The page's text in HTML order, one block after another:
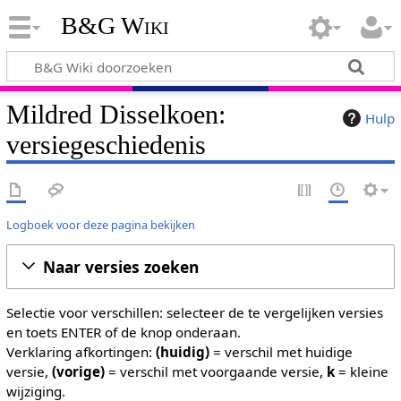
B&G Wiki
Hulp
Mildred Disselkoen:
versiegeschiedenis
Logboek voor deze pagina bekijken
Naar versies zoeken
Selectie voor verschillen: selecteer de te vergelijken versies
en toets ENTER of de knop onderaan.
Verklaring afkortingen: (huidig)= verschil met huidige
versie, (vorige)= verschil met voorgaande versie, k= kleine
wijziging.